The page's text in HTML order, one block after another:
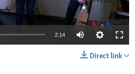
2:14
Direct link